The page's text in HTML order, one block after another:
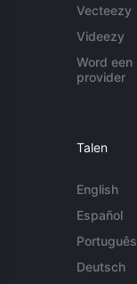
Vecteezy
Videezy
Word een
provider
Talen
English
Español
Português
Deutsch